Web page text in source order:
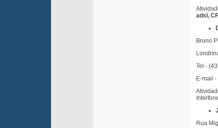
adsl,
Bruno
Tel -
E-mail -
Rua